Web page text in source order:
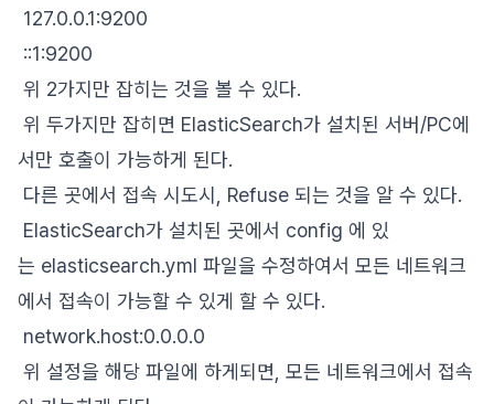
127.0.0.1:9200
::1:9200
위 2가지만 잡히는 것을 볼 수 있다.
위 두가지만 잡히면 ElasticSearch가 설치된 서버/PC에
서만 호출이 가능하게 된다.
다른 곳에서 접속 시도시, Refuse 되는 것을 알 수 있다.
ElasticSearch가 설치된 곳에서 config 에 있
는 elasticsearch.yml 파일을 수정하여서 모든 네트워크
에서 접속이 가능할 수 있게 할 수 있다.
network.host:0.0.0.0
위 설정을 해당 파일에 하게되면, 모든 네트워크에서 접속